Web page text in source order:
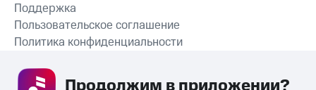
СКАЧАТЬ ПРИЛОЖЕНИЕ
Поддержка
Пользовательское соглашение
Политика конфиденциальности